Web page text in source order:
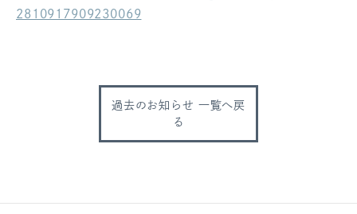
2810917909230069
過去のお知らせ 一覧へ戻
る